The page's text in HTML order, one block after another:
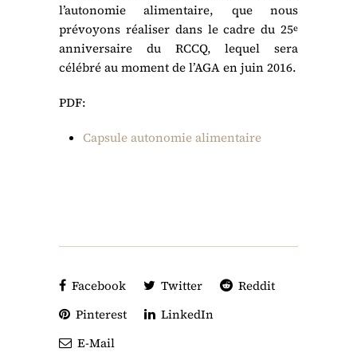
l’autonomie alimentaire, que nous
prévoyons réaliser dans le cadre du 25e
anniversaire du RCCQ, lequel sera
célébré au moment de l’AGA en juin 2016.
PDF:
Capsule autonomie alimentaire
Facebook Twitter
Reddit
Pinterest
LinkedIn
E-Mail